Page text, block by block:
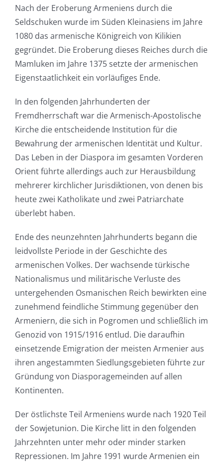
Nach der Eroberung Armeniens durch die
Seldschuken wurde im Süden Kleinasiens im Jahre
1080 das armenische Königreich von Kilikien
gegründet. Die Eroberung dieses Reiches durch die
Mamluken im Jahre 1375 setzte der armenischen
Eigenstaatlichkeit ein vorläufiges Ende.
In den folgenden Jahrhunderten der
Fremdherrschaft war die Armenisch-Apostolische
Kirche die entscheidende Institution für die
Bewahrung der armenischen Identität und Kultur.
Das Leben in der Diaspora im gesamten Vorderen
Orient führte allerdings auch zur Herausbildung
mehrerer kirchlicher Jurisdiktionen, von denen bis
heute zwei Katholikate und zwei Patriarchate
überlebt haben.
Ende des neunzehnten Jahrhunderts begann die
leidvollste Periode in der Geschichte des
armenischen Volkes. Der wachsende türkische
Nationalismus und militärische Verluste des
untergehenden Osmanischen Reich bewirkten eine
zunehmend feindliche Stimmung gegenüber den
Armeniern, die sich in Pogromen und schließlich im
Genozid von 1915/1916 entlud. Die daraufhin
einsetzende Emigration der meisten Armenier aus
ihren angestammten Siedlungsgebieten führte zur
Gründung von Diasporagemeinden auf allen
Kontinenten.
Der östlichste Teil Armeniens wurde nach 1920 Teil
der Sowjetunion. Die Kirche litt in den folgenden
Jahrzehnten unter mehr oder minder starken
Repressionen. Im Jahre 1991 wurde Armenien ein